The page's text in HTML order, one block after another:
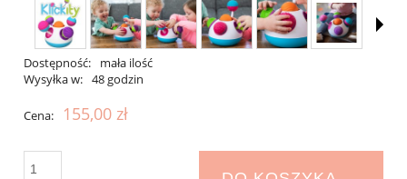
Dostępność:
mała ilość
Wysyłka w: 48 godzin
Cena: 155,00 zł